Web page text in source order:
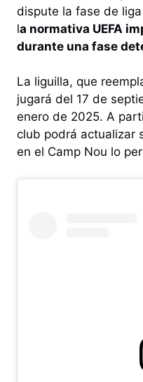
dispute la fase de
la normativa UEFA
durante una fase
La liguilla, que
jugará del 17 de
enero de 2025. A
club podrá actualizar
en el Camp Nou lo